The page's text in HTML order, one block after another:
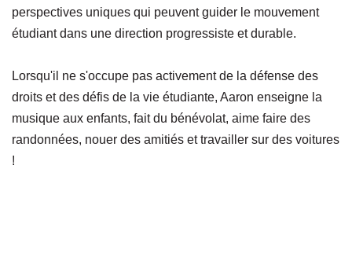
perspectives uniques qui peuvent guider le mouvement
étudiant dans une direction progressiste et durable.
Lorsqu'il ne s'occupe pas activement de la défense des
droits et des défis de la vie étudiante, Aaron enseigne la
musique aux enfants, fait du bénévolat, aime faire des
randonnées, nouer des amitiés et travailler sur des voitures
!